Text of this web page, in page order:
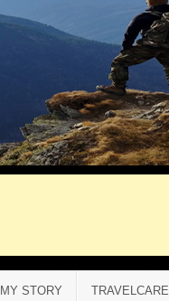
MY STORY TRAVELCARE